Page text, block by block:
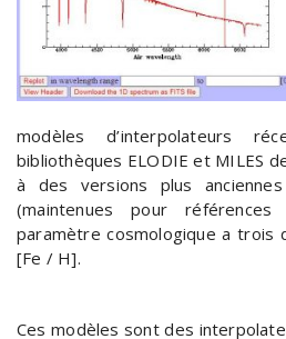
modèles d’interpolateurs
bibliothèques ELODIE et MILES
à des versions plus
(maintenues pour
paramètre cosmologique a trois
[Fe / H].
Ces modèles sont des